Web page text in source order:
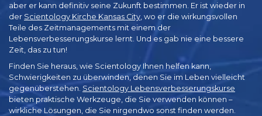
aber er kann definitiv seine Zukunft bestimmen. Er ist wieder in
der Scientology Kirche Kansas City , wo er die wirkungsvollen
Teile des Zeitmanagements mit einem der
Lebensverbesserungskurse lernt. Und es gab nie eine bessere
Zeit, das zu tun!
Finden Sie heraus, wie Scientology Ihnen helfen kann,
Schwierigkeiten zu überwinden, denen Sie im Leben vielleicht
gegenüberstehen. Scientology Lebensverbesserungskurse
bieten praktische Werkzeuge, die Sie verwenden können –
wirkliche Lösungen, die Sie nirgendwo sonst finden werden.